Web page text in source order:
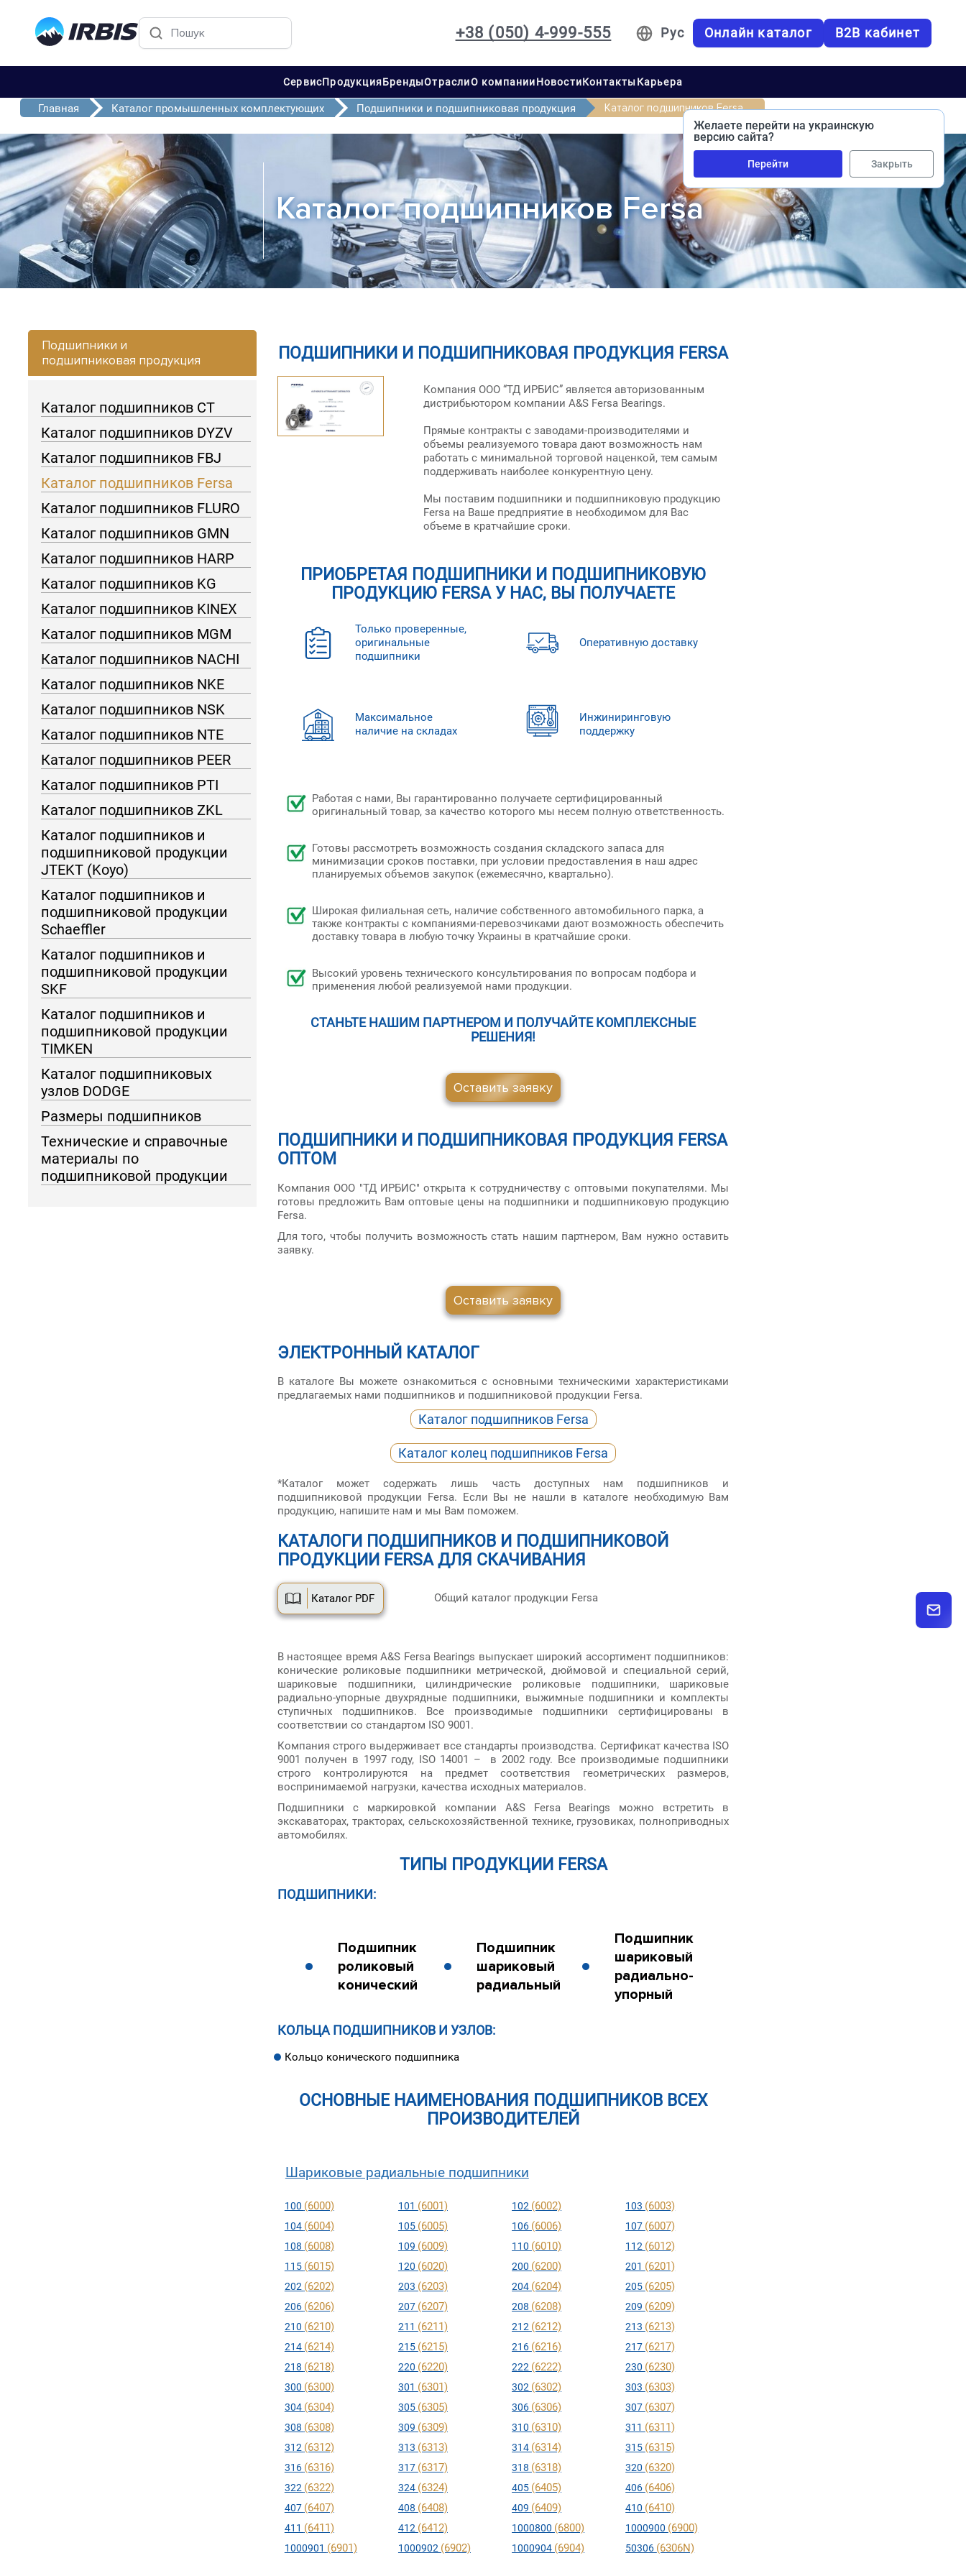
+38 (050) 4-999-555 Рус Онлайн каталог B2B кабинет
СервисПродукцияБрендыОтраслиО компанииНовостиКонтактыКарьера
Желаете перейти на украинскую
версию сайта?
Перейти Закрыть
Главная Каталог промышленных комплектующих Подшипники и подшипниковая продукция Каталог подшипников Fersa
Каталог подшипников Fersa
Подшипники и
подшипниковая продукция
Каталог подшипников CT
Каталог подшипников DYZV
Каталог подшипников FBJ
Каталог подшипников Fersa
Каталог подшипников FLURO
Каталог подшипников GMN
Каталог подшипников HARP
Каталог подшипников KG
Каталог подшипников KINEX
Каталог подшипников MGM
Каталог подшипников NACHI
Каталог подшипников NKE
Каталог подшипников NSK
Каталог подшипников NTE
Каталог подшипников PEER
Каталог подшипников PTI
Каталог подшипников ZKL
Каталог подшипников и
подшипниковой продукции
JTEKT (Koyo)
Каталог подшипников и
подшипниковой продукции
Schaeffler
Каталог подшипников и
подшипниковой продукции
SKF
Каталог подшипников и
подшипниковой продукции
TIMKEN
Каталог подшипниковых
узлов DODGE
Размеры подшипников
Технические и справочные
материалы по
подшипниковой продукции
ПОДШИПНИКИ И ПОДШИПНИКОВАЯ ПРОДУКЦИЯ FERSA
Компания ООО “ТД ИРБИС” является авторизованным
дистрибьютором компании A&S Fersa Bearings.
Прямые контракты с заводами-производителями и
объемы реализуемого товара дают возможность нам
работать с минимальной торговой наценкой, тем самым
поддерживать наиболее конкурентную цену.
Мы поставим подшипники и подшипниковую продукцию
Fersa на Ваше предприятие в необходимом для Вас
объеме в кратчайшие сроки.
ПРИОБРЕТАЯ ПОДШИПНИКИ И ПОДШИПНИКОВУЮ
ПРОДУКЦИЮ FERSA У НАС, ВЫ ПОЛУЧАЕТЕ
Только проверенные,
оригинальные
подшипники
Оперативную доставку
Максимальное
наличие на складах
Инжиниринговую
поддержку
Работая с нами, Вы гарантированно получаете сертифицированный
оригинальный товар, за качество которого мы несем полную ответственность.
Готовы рассмотреть возможность создания складского запаса для
минимизации сроков поставки, при условии предоставления в наш адрес
планируемых объемов закупок (ежемесячно, квартально).
Широкая филиальная сеть, наличие собственного автомобильного парка, а
также контракты с компаниями-перевозчиками дают возможность обеспечить
доставку товара в любую точку Украины в кратчайшие сроки.
Высокий уровень технического консультирования по вопросам подбора и
применения любой реализуемой нами продукции.
СТАНЬТЕ НАШИМ ПАРТНЕРОМ И ПОЛУЧАЙТЕ КОМПЛЕКСНЫЕ
РЕШЕНИЯ!
Оставить заявку
ПОДШИПНИКИ И ПОДШИПНИКОВАЯ ПРОДУКЦИЯ FERSA
ОПТОМ
Компания ООО "ТД ИРБИС" открыта к сотрудничеству с оптовыми покупателями. Мы
готовы предложить Вам оптовые цены на подшипники и подшипниковую продукцию
Fersa.
Для того, чтобы получить возможность стать нашим партнером, Вам нужно оставить
заявку.
Оставить заявку
ЭЛЕКТРОННЫЙ КАТАЛОГ
В каталоге Вы можете ознакомиться с основными техническими характеристиками
предлагаемых нами подшипников и подшипниковой продукции Fersa.
Каталог подшипников Fersa
Каталог колец подшипников Fersa
*Каталог может содержать лишь часть доступных нам подшипников и
подшипниковой продукции Fersa. Если Вы не нашли в каталоге необходимую Вам
продукцию, напишите нам и мы Вам поможем.
КАТАЛОГИ ПОДШИПНИКОВ И ПОДШИПНИКОВОЙ
ПРОДУКЦИИ FERSA ДЛЯ СКАЧИВАНИЯ
Каталог PDF Общий каталог продукции Fersa
В настоящее время A&S Fersa Bearings выпускает широкий ассортимент подшипников:
конические роликовые подшипники метрической, дюймовой и специальной серий,
шариковые подшипники, цилиндрические роликовые подшипники, шариковые
радиально-упорные двухрядные подшипники, выжимные подшипники и комплекты
ступичных подшипников. Все производимые подшипники сертифицированы в
соответствии со стандартом ISO 9001.
Компания строго выдерживает все стандарты производства. Сертификат качества ISO
9001 получен в 1997 году, ISO 14001 – в 2002 году. Все производимые подшипники
строго контролируются на предмет соответствия геометрических размеров,
воспринимаемой нагрузки, качества исходных материалов.
Подшипники с маркировкой компании A&S Fersa Bearings можно встретить в
экскаваторах, тракторах, сельскохозяйственной технике, грузовиках, полноприводных
автомобилях.
ТИПЫ ПРОДУКЦИИ FERSA
ПОДШИПНИКИ:
Подшипник
роликовый
конический
Подшипник
шариковый
радиальный
Подшипник
шариковый
радиально-
упорный
КОЛЬЦА ПОДШИПНИКОВ И УЗЛОВ:
Кольцо конического подшипника
ОСНОВНЫЕ НАИМЕНОВАНИЯ ПОДШИПНИКОВ ВСЕХ
ПРОИЗВОДИТЕЛЕЙ
Шариковые радиальные подшипники
100 (6000) 101 (6001) 102 (6002) 103 (6003)
104 (6004) 105 (6005) 106 (6006) 107 (6007)
108 (6008) 109 (6009) 110 (6010) 112 (6012)
115 (6015) 120 (6020) 200 (6200) 201 (6201)
202 (6202) 203 (6203) 204 (6204) 205 (6205)
206 (6206) 207 (6207) 208 (6208) 209 (6209)
210 (6210) 211 (6211) 212 (6212) 213 (6213)
214 (6214) 215 (6215) 216 (6216) 217 (6217)
218 (6218) 220 (6220) 222 (6222) 230 (6230)
300 (6300) 301 (6301) 302 (6302) 303 (6303)
304 (6304) 305 (6305) 306 (6306) 307 (6307)
308 (6308) 309 (6309) 310 (6310) 311 (6311)
312 (6312) 313 (6313) 314 (6314) 315 (6315)
316 (6316) 317 (6317) 318 (6318) 320 (6320)
322 (6322) 324 (6324) 405 (6405) 406 (6406)
407 (6407) 408 (6408) 409 (6409) 410 (6410)
411 (6411) 412 (6412) 1000800 (6800) 1000900 (6900)
1000901 (6901) 1000902 (6902) 1000904 (6904) 50306 (6306N)